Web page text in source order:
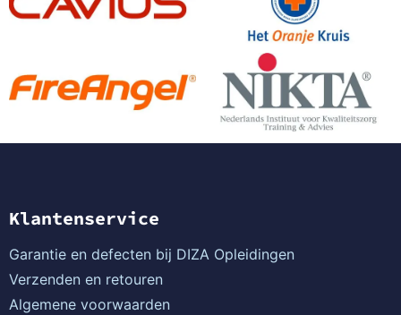
Klantenservice
Garantie en defecten bij DIZA Opleidingen
Verzenden en retouren
Algemene voorwaarden